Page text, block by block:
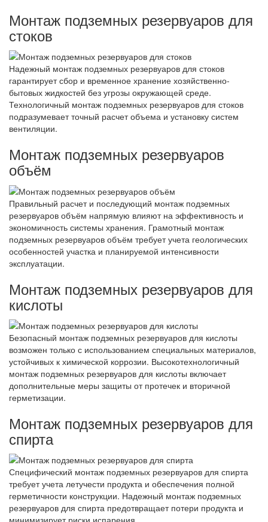
Монтаж подземных резервуаров для
стоков
Надежный монтаж подземных резервуаров для стоков
гарантирует сбор и временное хранение хозяйственно-
бытовых жидкостей без угрозы окружающей среде.
Технологичный монтаж подземных резервуаров для стоков
подразумевает точный расчет объема и установку систем
вентиляции.
Монтаж подземных резервуаров
объём
Правильный расчет и последующий монтаж подземных
резервуаров объём напрямую влияют на эффективность и
экономичность системы хранения. Грамотный монтаж
подземных резервуаров объём требует учета геологических
особенностей участка и планируемой интенсивности
эксплуатации.
Монтаж подземных резервуаров для
кислоты
Безопасный монтаж подземных резервуаров для кислоты
возможен только с использованием специальных материалов,
устойчивых к химической коррозии. Высокотехнологичный
монтаж подземных резервуаров для кислоты включает
дополнительные меры защиты от протечек и вторичной
герметизации.
Монтаж подземных резервуаров для
спирта
Специфический монтаж подземных резервуаров для спирта
требует учета летучести продукта и обеспечения полной
герметичности конструкции. Надежный монтаж подземных
резервуаров для спирта предотвращает потери продукта и